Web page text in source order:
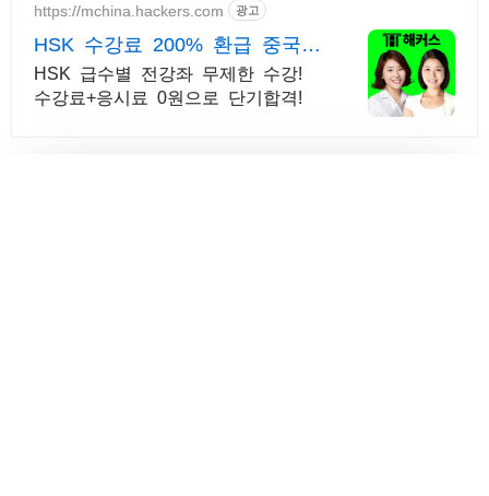
https://mchina.hackers.com 광고
HSK 수강료 200% 환급 중국어
인강 1위 해커스
HSK 급수별 전강좌 무제한 수강!
수강료+응시료 0원으로 단기합격!